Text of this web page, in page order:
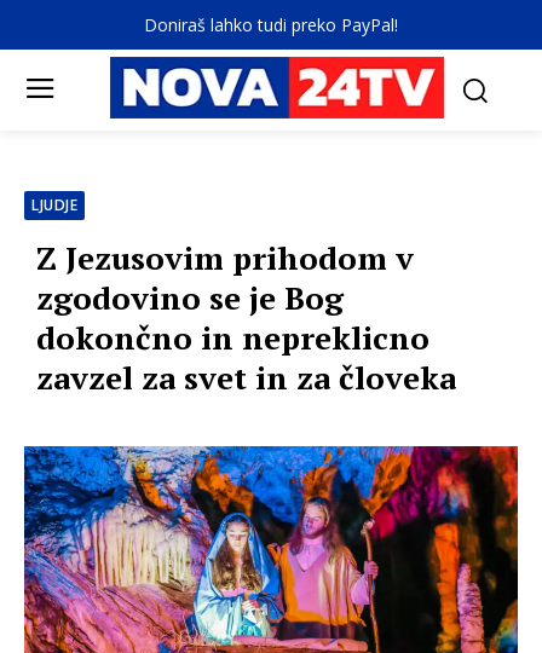
Doniraš lahko tudi preko PayPal!
LJUDJE
Z Jezusovim prihodom v
zgodovino se je Bog
dokončno in nepreklicno
zavzel za svet in za človeka